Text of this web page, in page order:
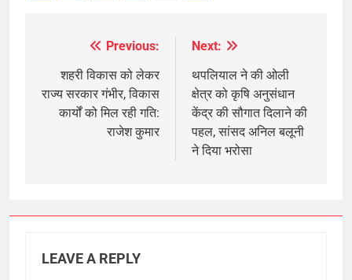
navigation
Previous:
शहरी विकास को लेकर
राज्य सरकार गंभीर, विकास
कार्यों को मिल रही गति:
राजेश कुमार
Next:
थपलियाल ने की ओली
क्षेत्र को कृषि अनुसंधान
केंद्र की सौगात दिलाने की
पहल, सांसद अनिल बलूनी
ने दिया भरोसा
LEAVE A REPLY